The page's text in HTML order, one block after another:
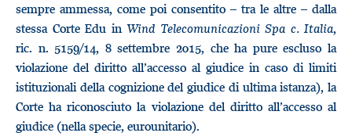
sempre ammessa, come poi consentito – tra le altre – dalla
stessa Corte Edu in Wind Telecomunicazioni Spa c. Italia,
ric. n. 5159/14, 8 settembre 2015, che ha pure escluso la
violazione del diritto all’accesso al giudice in caso di limiti
istituzionali della cognizione del giudice di ultima istanza), la
Corte ha riconosciuto la violazione del diritto all’accesso al
giudice (nella specie, eurounitario).